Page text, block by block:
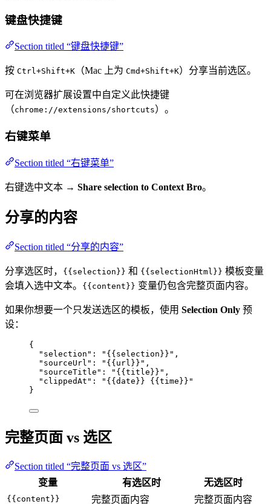
键盘快捷键
Section titled “键盘快捷键”
按 Ctrl+Shift+K （Mac 上为 Cmd+Shift+K）分享当前选区。
可在浏览器扩展设置中自定义此快捷键
（chrome://extensions/shortcuts）。
右键菜单
Section titled “右键菜单”
右键选中文本 → Share selection to Context Bro。
分享的内容
Section titled “分享的内容”
分享选区时， {{selection}} 和 {{selectionHtml}} 模板变量
会填入选中文本。
{{content}} 变量仍包含完整页面内容。
如果你想要一个只发送选区的模板，使用 Selection Only 预
设：
{
"selection" : " {{selection}} " ,
"sourceUrl" : " {{url}} " ,
"sourceTitle" : " {{title}} " ,
"clippedAt" : " {{date}} {{time}} "
}
完整页面 vs 选区
Section titled “完整页面 vs 选区”
变量
有选区时 无选区时
{{content}} 完整页面内容 完整页面内容